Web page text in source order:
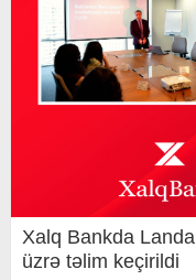
Xalq Bankda
üzrə təlim keçirildi